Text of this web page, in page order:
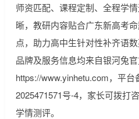
师资匹配、课程定制、全程学
晰，教研内容贴合广东新高考
点，助力高中生针对性补齐语
品牌及服务信息均来自银河兔官
https://www.yinhetu.com，平
2025471571号-4，家长可拨打
学情测评。